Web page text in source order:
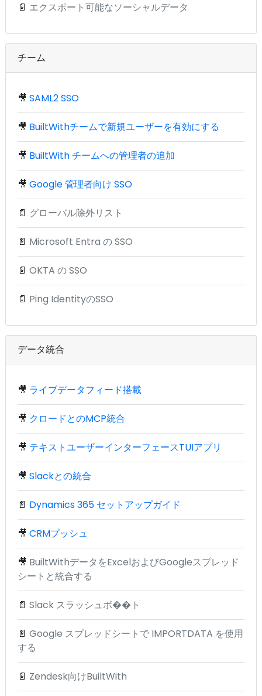
📄 エクスポート可能なソーシャルデータ
チーム
🎥 SAML2 SSO
🎥 BuiltWithチームで新規ユーザーを有効にする
🎥 BuiltWith チームへの管理者の追加
🎥 Google 管理者向け SSO
📄 グローバル除外リスト
📄 Microsoft Entra の SSO
📄 OKTA の SSO
📄 Ping IdentityのSSO
データ統合
🎥 ライブデータフィード搭載
🎥 クロードとのMCP統合
🎥 テキストユーザーインターフェースTUIアプリ
🎥 Slackとの統合
📄 Dynamics 365 セットアップガイド
🎥 CRMプッシュ
🎥 BuiltWithデータをExcelおよびGoogleスプレッド
シートと統合する
📄 Slack スラッシュボ��ト
📄 Google スプレッドシートで IMPORTDATA を使用
する
📄 Zendesk向けBuiltWith